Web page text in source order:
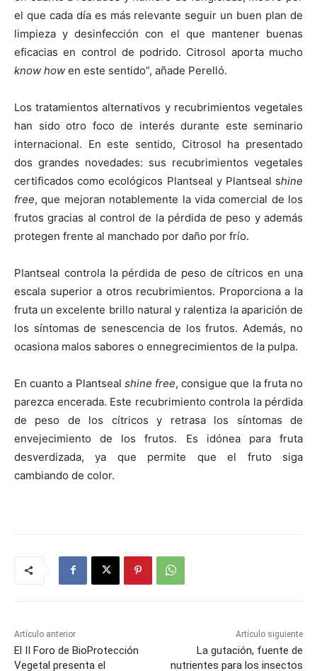
el que cada día es más relevante seguir un buen plan de
limpieza y desinfección con el que mantener buenas
eficacias en control de podrido. Citrosol aporta mucho
know how en este sentido”, añade Perelló.
Los tratamientos alternativos y recubrimientos vegetales
han sido otro foco de interés durante este seminario
internacional. En este sentido, Citrosol ha presentado
dos grandes novedades: sus recubrimientos vegetales
certificados como ecológicos Plantseal y Plantseal shine
free, que mejoran notablemente la vida comercial de los
frutos gracias al control de la pérdida de peso y además
protegen frente al manchado por daño por frío.
Plantseal controla la pérdida de peso de cítricos en una
escala superior a otros recubrimientos. Proporciona a la
fruta un excelente brillo natural y ralentiza la aparición de
los síntomas de senescencia de los frutos. Además, no
ocasiona malos sabores o ennegrecimientos de la pulpa.
En cuanto a Plantseal shine free, consigue que la fruta no
parezca encerada. Este recubrimiento controla la pérdida
de peso de los cítricos y retrasa los síntomas de
envejecimiento de los frutos. Es idónea para fruta
desverdizada, ya que permite que el fruto siga
cambiando de color.
Artículo anterior
El II Foro de BioProtección
Vegetal presenta el
Artículo siguiente
La gutación, fuente de
nutrientes para los insectos